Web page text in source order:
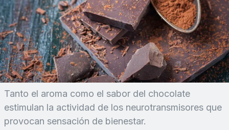
Tanto el aroma como el sabor del chocolate
estimulan la actividad de los neurotransmisores que
provocan sensación de bienestar.